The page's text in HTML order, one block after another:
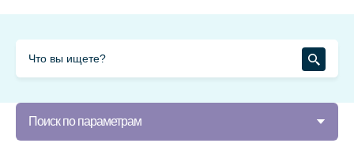
Поиск по параметрам